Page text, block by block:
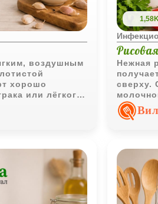
воздушным
хорошо
или лёгкого
Нежная
сверху.